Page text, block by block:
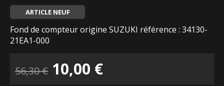
ARTICLE NEUF
Fond de compteur origine SUZUKI référence : 34130-
21EA1-000
56,30€ Le
10,00 €Le